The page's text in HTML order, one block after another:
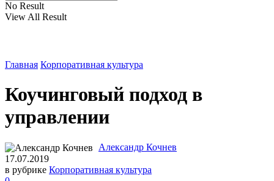
No Result
View All Result
Главная Корпоративная культура
Коучинговый подход в
управлении
Александр Кочнев
17.07.2019
в рубрике Корпоративная культура